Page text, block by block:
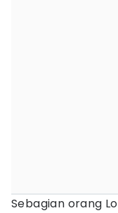
Sebagian orang